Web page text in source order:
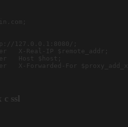
ssl